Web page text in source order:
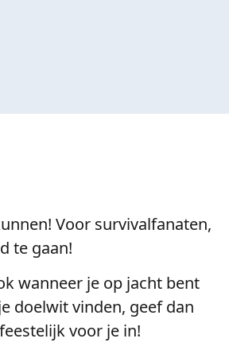
Voor survivalfanaten,
te gaan!
wanneer je op jacht bent
doelwit vinden, geef dan
voor je in!